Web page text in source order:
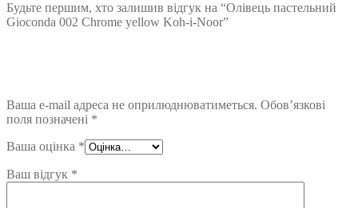
Будьте першим, хто залишив відгук на “Олівець пастельний
Gioconda 002 Chrome yellow Koh-i-Noor”
Ваша e-mail адреса не оприлюднюватиметься. Обов’язкові
поля позначені *
Ваша оцінка *
Ваш відгук *